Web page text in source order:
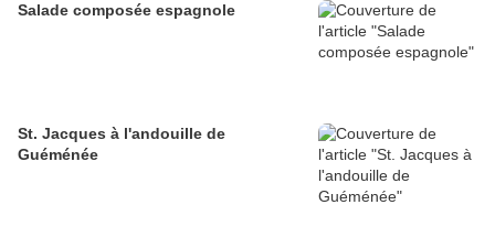
Salade composée espagnole
St. Jacques à l'andouille de
Guéménée